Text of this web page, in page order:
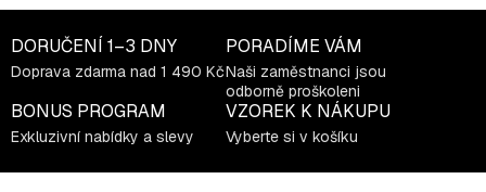
y
v
ý
p
i
s
u
DORUČENÍ 1–3 DNY
Doprava zdarma nad 1 490 Kč
PORADÍME VÁM
Naši zaměstnanci jsou
odborně proškoleni
BONUS PROGRAM
Exkluzivní nabídky a slevy
VZOREK K NÁKUPU
Vyberte si v košíku